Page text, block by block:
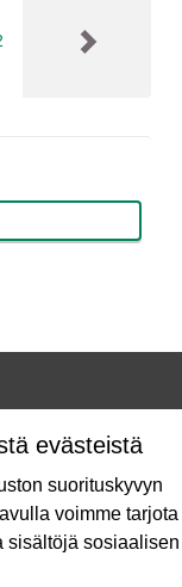
evästeistä
suorituskyvyn
voimme tarjota
sisältöjä sosiaalisen